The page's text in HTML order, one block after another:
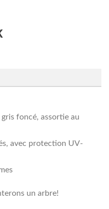
foncé, assortie au
avec protection UV-
un arbre!